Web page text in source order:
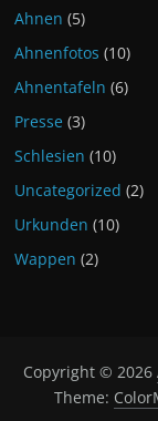
Ahnen (5)
Ahnenfotos (10)
Ahnentafeln (6)
Presse (3)
Schlesien (10)
Uncategorized (2)
Urkunden (10)
Wappen (2)
Copyright © 2026
Theme: